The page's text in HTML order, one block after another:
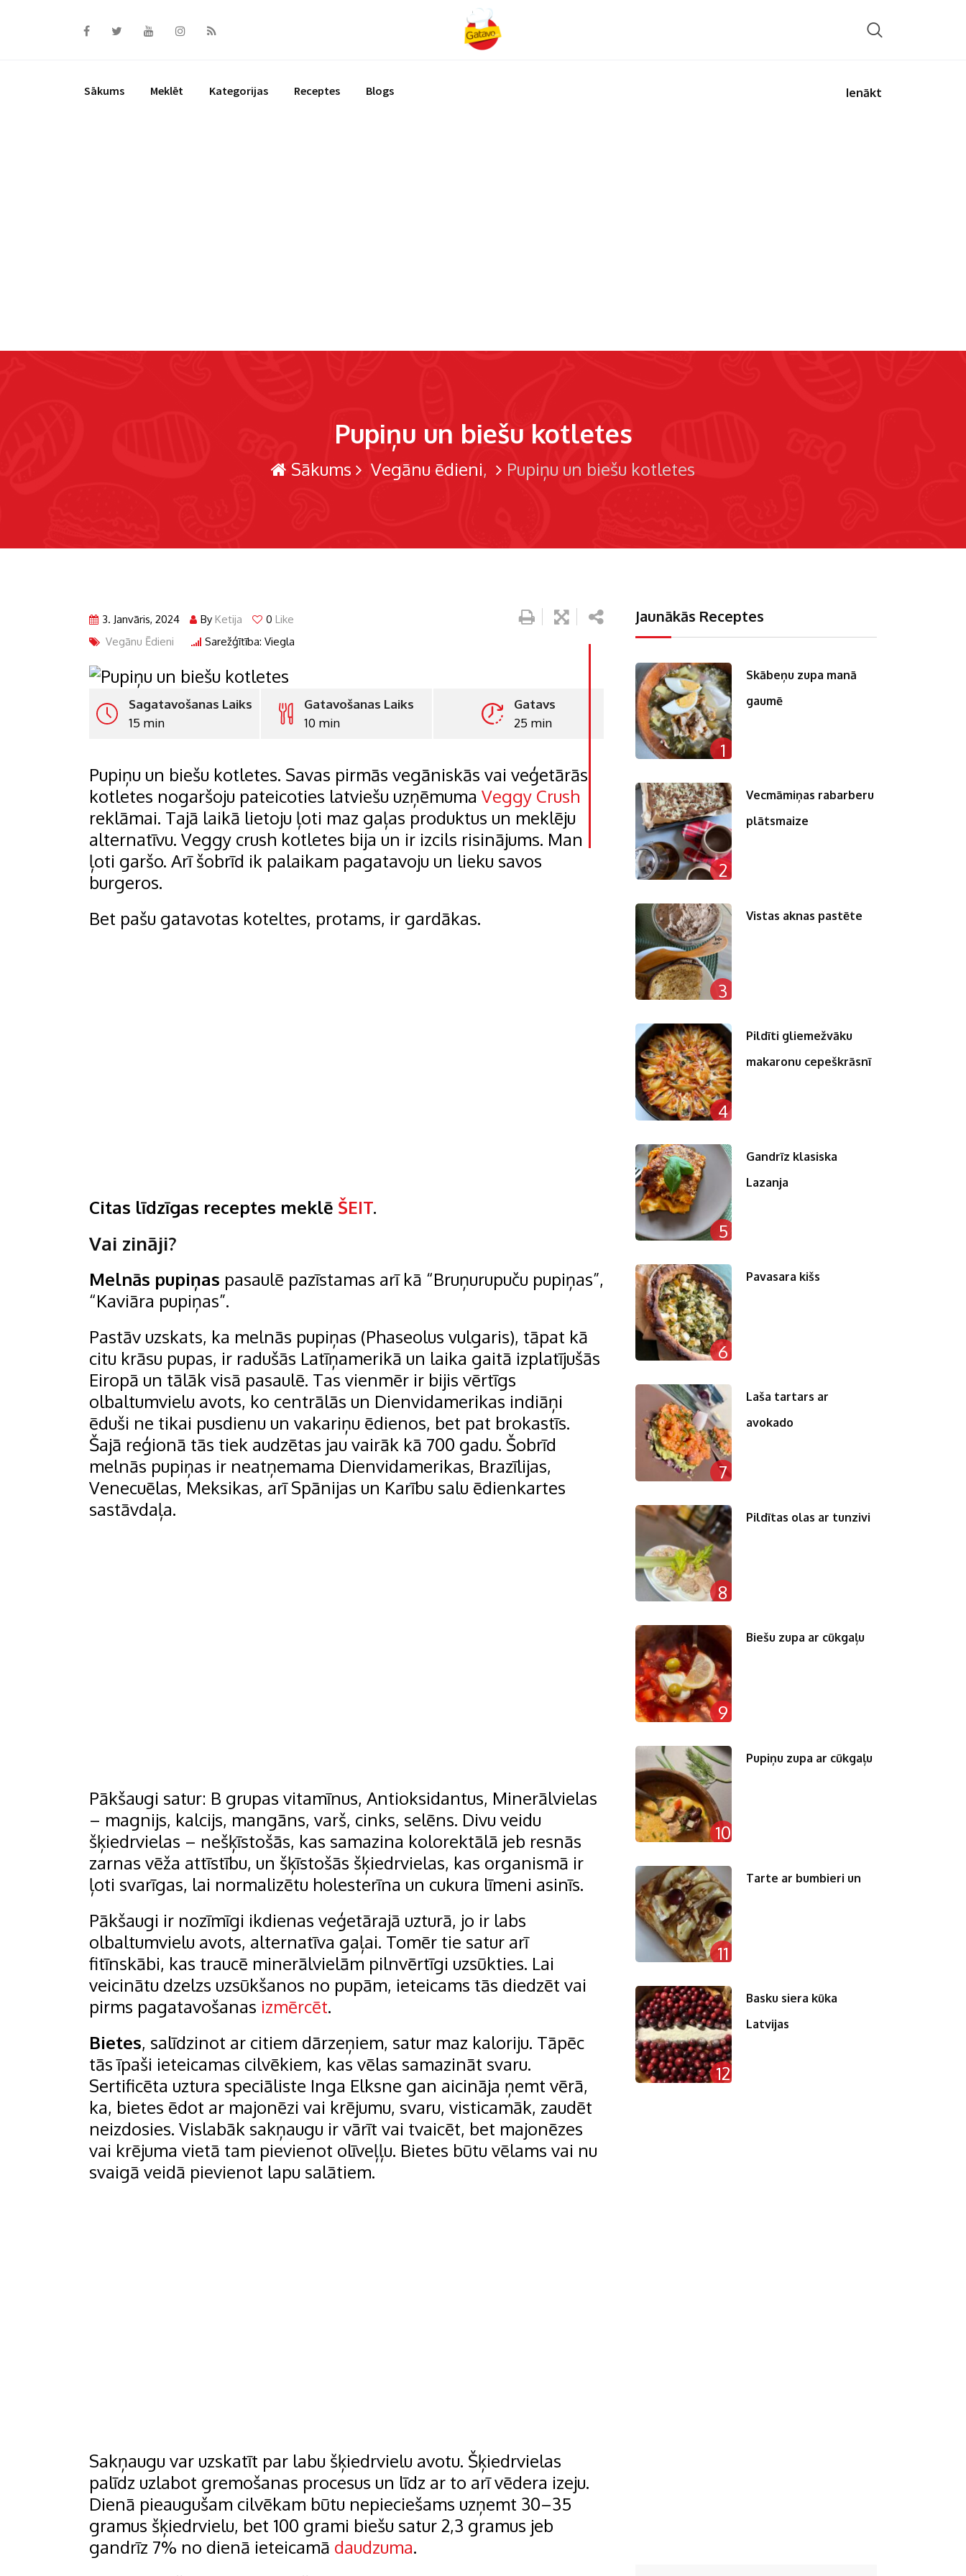
Sākums Meklēt Kategorijas Receptes Blogs Ienākt
Pupiņu un biešu kotletes
Sākums Vegānu ēdieni Pupiņu un biešu kotletes
3. Janvāris, 2024 By Ketija 0 Like
Vegānu Ēdieni
Sarežģītība: Viegla
LinkedIn
Whatsapp
Pinterest
Sagatavošanas Laiks
15 min
Gatavošanas Laiks
10 min
Gatavs
25 min
Pupiņu un biešu kotletes. Savas pirmās vegāniskās vai veģetārās
kotletes nogaršoju pateicoties latviešu uzņēmuma Veggy Crush
reklāmai. Tajā laikā lietoju ļoti maz gaļas produktus un meklēju
alternatīvu. Veggy crush kotletes bija un ir izcils risinājums. Man
ļoti garšo. Arī šobrīd ik palaikam pagatavoju un lieku savos
burgeros.
Bet pašu gatavotas koteltes, protams, ir gardākas.
Citas līdzīgas receptes meklē ŠEIT.
Vai zināji?
Melnās pupiņas pasaulē pazīstamas arī kā “Bruņurupuču pupiņas”,
“Kaviāra pupiņas”.
Pastāv uzskats, ka melnās pupiņas (Phaseolus vulgaris), tāpat kā
citu krāsu pupas, ir radušās Latīņamerikā un laika gaitā izplatījušās
Eiropā un tālāk visā pasaulē. Tas vienmēr ir bijis vērtīgs
olbaltumvielu avots, ko centrālās un Dienvidamerikas indiāņi
ēduši ne tikai pusdienu un vakariņu ēdienos, bet pat brokastīs.
Šajā reģionā tās tiek audzētas jau vairāk kā 700 gadu. Šobrīd
melnās pupiņas ir neatņemama Dienvidamerikas, Brazīlijas,
Venecuēlas, Meksikas, arī Spānijas un Karību salu ēdienkartes
sastāvdaļa.
Pākšaugi satur: B grupas vitamīnus, Antioksidantus, Minerālvielas
– magnijs, kalcijs, mangāns, varš, cinks, selēns. Divu veidu
šķiedrvielas – nešķīstošās, kas samazina kolorektālā jeb resnās
zarnas vēža attīstību, un šķīstošās šķiedrvielas, kas organismā ir
ļoti svarīgas, lai normalizētu holesterīna un cukura līmeni asinīs.
Pākšaugi ir nozīmīgi ikdienas veģetārajā uzturā, jo ir labs
olbaltumvielu avots, alternatīva gaļai. Tomēr tie satur arī
fitīnskābi, kas traucē minerālvielām pilnvērtīgi uzsūkties. Lai
veicinātu dzelzs uzsūkšanos no pupām, ieteicams tās diedzēt vai
pirms pagatavošanas izmērcēt.
Bietes, salīdzinot ar citiem dārzeņiem, satur maz kaloriju. Tāpēc
tās īpaši ieteicamas cilvēkiem, kas vēlas samazināt svaru.
Sertificēta uztura speciāliste Inga Elksne gan aicināja ņemt vērā,
ka, bietes ēdot ar majonēzi vai krējumu, svaru, visticamāk, zaudēt
neizdosies. Vislabāk sakņaugu ir vārīt vai tvaicēt, bet majonēzes
vai krējuma vietā tam pievienot olīveļļu. Bietes būtu vēlams vai nu
svaigā veidā pievienot lapu salātiem.
Sakņaugu var uzskatīt par labu šķiedrvielu avotu. Šķiedrvielas
palīdz uzlabot gremošanas procesus un līdz ar to arī vēdera izeju.
Dienā pieaugušam cilvēkam būtu nepieciešams uzņemt 30–35
gramus šķiedrvielu, bet 100 grami biešu satur 2,3 gramus jeb
gandrīz 7% no dienā ieteicamā daudzuma.
Jaunākās Receptes
1
Skābeņu zupa manā
gaumē
2
Vecmāmiņas rabarberu
plātsmaize
3
Vistas aknas pastēte
4
Pildīti gliemežvāku
makaronu cepeškrāsnī
5
Gandrīz klasiska
Lazanja
6
Pavasara kišs
7
Laša tartars ar
avokado
8
Pildītas olas ar tunzivi
9
Biešu zupa ar cūkgaļu
10
Pupiņu zupa ar cūkgaļu
11
Tarte ar bumbieri un
12
Basku siera kūka
Latvijas